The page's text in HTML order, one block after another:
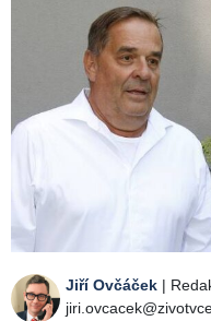
Jiří Ovčáček |